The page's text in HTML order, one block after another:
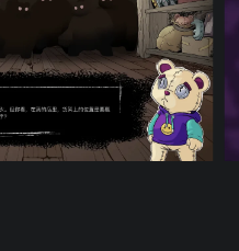
级别和 10 种起始牌组，玩
玩家提供了无限的可重玩
里姆布（Grimble）经营，